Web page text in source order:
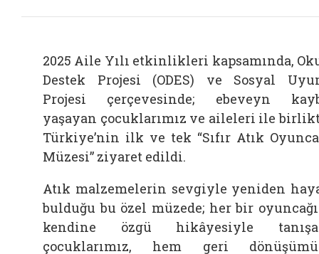
2025 Aile Yılı etkinlikleri kapsamında,
Destek Projesi (ODES) ve Sosyal
Projesi çerçevesinde; ebeveyn
yaşayan çocuklarımız ve aileleri ile
Türkiye’nin ilk ve tek “Sıfır Atık
Müzesi” ziyaret edildi.
Atık malzemelerin sevgiyle yeniden
bulduğu bu özel müzede; her bir
kendine özgü hikâyesiyle
çocuklarımız, hem geri